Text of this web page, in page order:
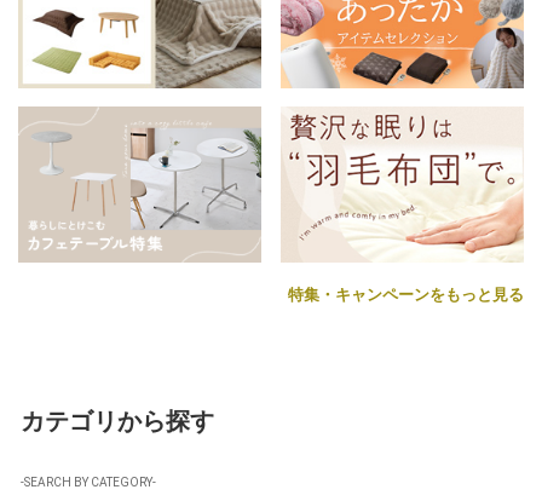
特集・キャンペーンをもっと見る
カテゴリから探す
-SEARCH BY CATEGORY-